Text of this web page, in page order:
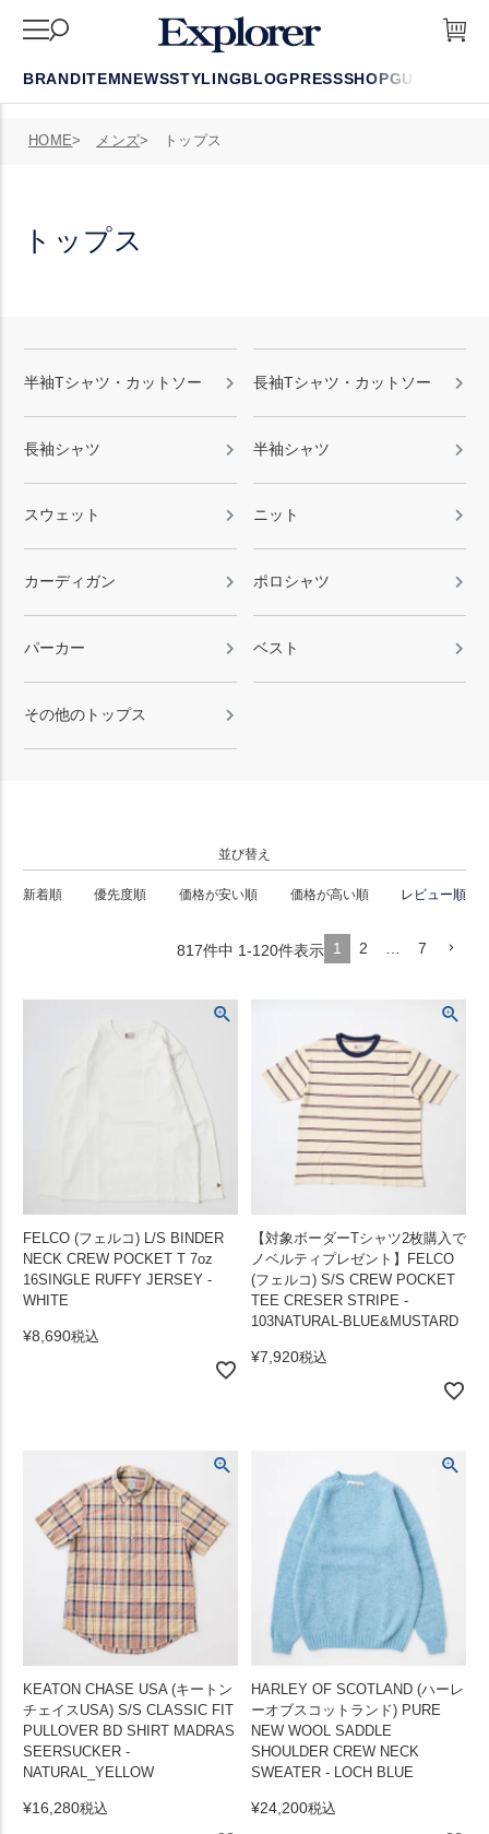
BRANDITEMNEWSSTYLINGBLOGPRESSSHOPGUIDE
HOME メンズ トップス
トップス
半袖Tシャツ・カットソー 長袖Tシャツ・カットソー
長袖シャツ 半袖シャツ
スウェット ニット
カーディガン ポロシャツ
パーカー ベスト
その他のトップス
並び替え
新着順 優先度順 価格が安い順 価格が高い順 レビュー順
817件中 1-120件表示 1 2 … 7
FELCO (フェルコ) L/S BINDER
NECK CREW POCKET T 7oz
16SINGLE RUFFY JERSEY -
WHITE
¥8,690税込
【対象ボーダーTシャツ2枚購入で
ノベルティプレゼント】FELCO
(フェルコ) S/S CREW POCKET
TEE CRESER STRIPE -
103NATURAL-BLUE&MUSTARD
¥7,920税込
KEATON CHASE USA (キートン
チェイスUSA) S/S CLASSIC FIT
PULLOVER BD SHIRT MADRAS
SEERSUCKER -
NATURAL_YELLOW
¥16,280税込
HARLEY OF SCOTLAND (ハーレ
ーオブスコットランド) PURE
NEW WOOL SADDLE
SHOULDER CREW NECK
SWEATER - LOCH BLUE
¥24,200税込